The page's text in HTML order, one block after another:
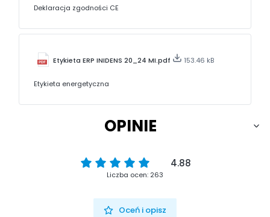
Deklaracja zgodności CE
Etykieta ERP INIDENS 20_24 MI.pdf 153.46 kB
Etykieta energetyczna
OPINIE
4.88
Liczba ocen: 263
Oceń i opisz